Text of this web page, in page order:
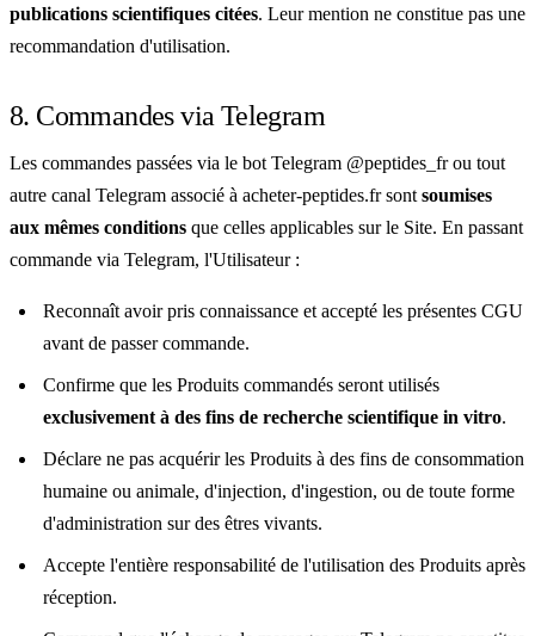
publications scientifiques citées. Leur mention ne constitue pas une
recommandation d'utilisation.
8. Commandes via Telegram
Les commandes passées via le bot Telegram @peptides_fr ou tout
autre canal Telegram associé à acheter-peptides.fr sont soumises
aux mêmes conditions que celles applicables sur le Site. En passant
commande via Telegram, l'Utilisateur :
Reconnaît avoir pris connaissance et accepté les présentes CGU
avant de passer commande.
Confirme que les Produits commandés seront utilisés
exclusivement à des fins de recherche scientifique in vitro.
Déclare ne pas acquérir les Produits à des fins de consommation
humaine ou animale, d'injection, d'ingestion, ou de toute forme
d'administration sur des êtres vivants.
Accepte l'entière responsabilité de l'utilisation des Produits après
réception.